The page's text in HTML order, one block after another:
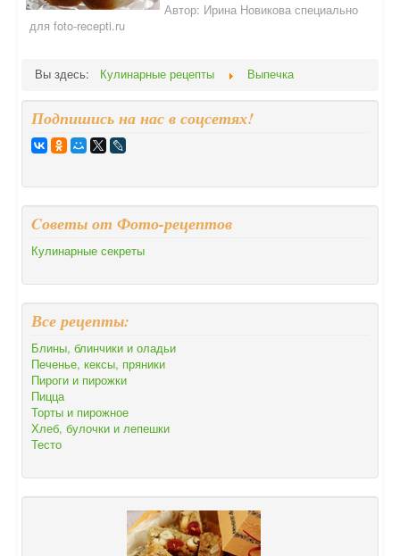
Автор: Ирина Новикова специально
для foto-recepti.ru
Вы здесь: Кулинарные рецепты Выпечка
Подпишись на нас в соцсетях!
Cоветы от Фото-рецептов
Кулинарные секреты
Все рецепты:
Блины, блинчики и оладьи
Печенье, кексы, пряники
Пироги и пирожки
Пицца
Торты и пирожное
Хлеб, булочки и лепешки
Тесто